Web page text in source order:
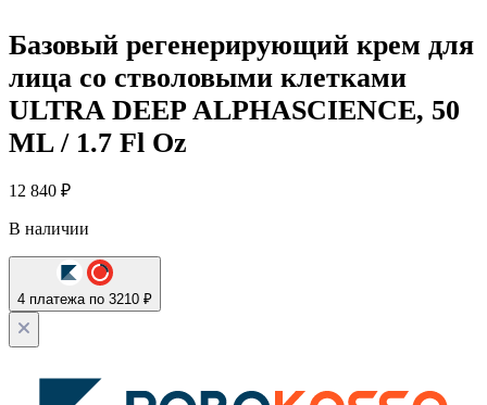
Базовый регенерирующий крем для
лица со стволовыми клетками
ULTRA DEEP ALPHASCIENCE, 50
ML / 1.7 Fl Oz
12 840 ₽
В наличии
4 платежа по 3210 ₽